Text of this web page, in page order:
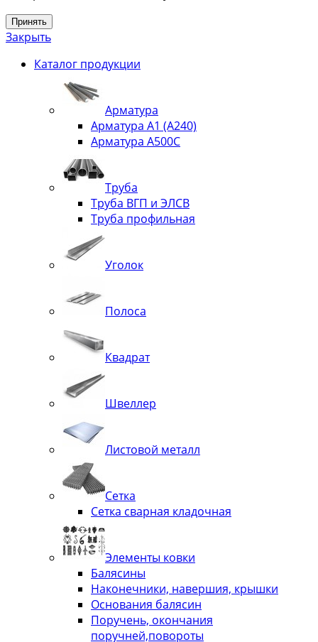
Принять
Закрыть
Каталог продукции
Арматура
Арматура А1 (А240)
Арматура А500С
Труба
Труба ВГП и ЭЛСВ
Труба профильная
Уголок
Полоса
Квадрат
Швеллер
Листовой металл
Сетка
Сетка сварная кладочная
Элементы ковки
Балясины
Наконечники, навершия, крышки
Основания балясин
Поручень, окончания
поручней,повороты